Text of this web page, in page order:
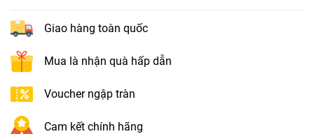
Giao hàng toàn quốc
Mua là nhận quà hấp dẫn
Voucher ngập tràn
Cam kết chính hãng